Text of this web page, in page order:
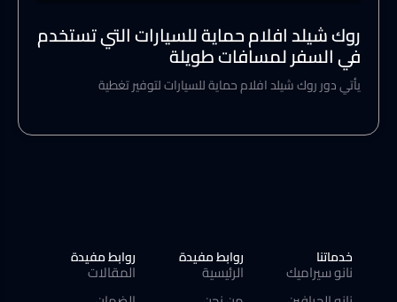
روك شيلد افلام حماية للسيارات التي تستخدم
في السفر لمسافات طويلة
يأتي دور روك شيلد افلام حماية للسيارات لتوفير تغطية
خدماتنا
نانو سيراميك
روابط مفيدة
الرئيسية
روابط مفيدة
المقالات